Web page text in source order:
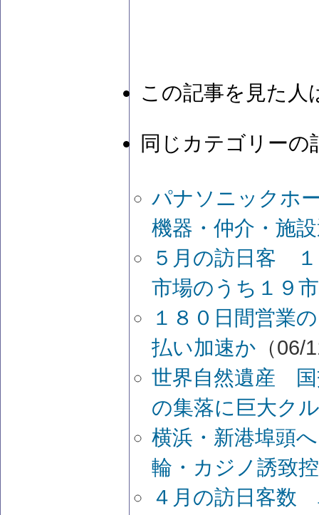
この記事を見た人
同じカテゴリーの
パナソニックホ
機器・仲介・施
５月の訪日客
市場のうち１９
１８０日間営業
払い加速か （06/
世界自然遺産 国
の集落に巨大ク
横浜・新港埠頭
輪・カジノ誘致
４月の訪日客数